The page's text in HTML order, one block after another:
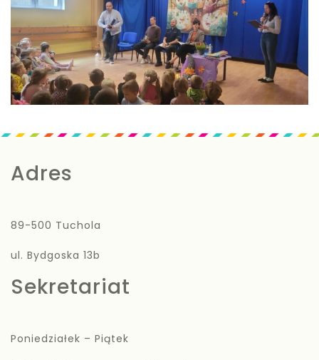
Adres
89-500 Tuchola
ul. Bydgoska 13b
Sekretariat
Poniedziałek – Piątek